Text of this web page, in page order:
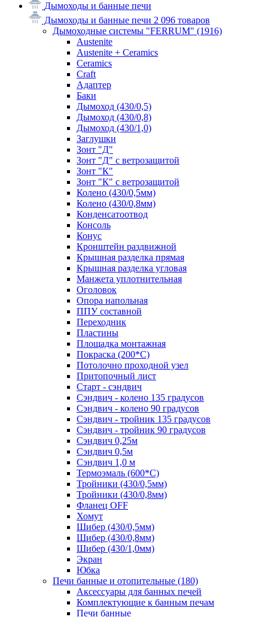
Дымоходы и банные печи
Дымоходы и банные печи 2 096 товаров
Дымоходные системы "FERRUM" (1916)
Austenite
Austenite + Ceramics
Ceramics
Craft
Адаптер
Баки
Дымоход (430/0,5)
Дымоход (430/0,8)
Дымоход (430/1,0)
Заглушки
Зонт "Д"
Зонт "Д" с ветрозащитой
Зонт "К"
Зонт "К" с ветрозащитой
Колено (430/0,5мм)
Колено (430/0,8мм)
Конденсатоотвод
Консоль
Конус
Кронштейн раздвижной
Крышная разделка прямая
Крышная разделка угловая
Манжета уплотнительная
Оголовок
Опора напольная
ППУ составной
Переходник
Пластины
Площадка монтажная
Покраска (200*С)
Потолочно проходной узел
Притопочный лист
Старт - сэндвич
Сэндвич - колено 135 градусов
Сэндвич - колено 90 градусов
Сэндвич - тройник 135 градусов
Сэндвич - тройник 90 градусов
Сэндвич 0,25м
Сэндвич 0,5м
Сэндвич 1,0 м
Термоэмаль (600*С)
Тройники (430/0,5мм)
Тройники (430/0,8мм)
Фланец OFF
Хомут
Шибер (430/0,5мм)
Шибер (430/0,8мм)
Шибер (430/1,0мм)
Экран
Юбка
Печи банные и отопительные (180)
Аксессуары для банных печей
Комплектующие к банным печам
Печи банные